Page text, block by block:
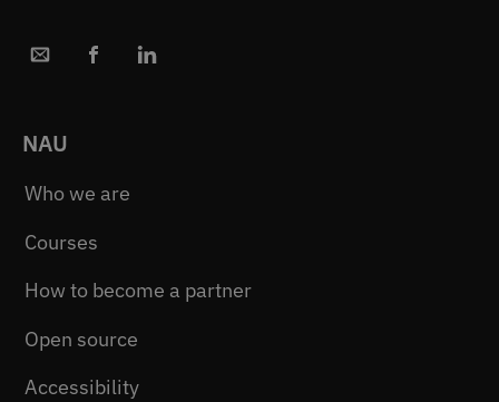
NAU
Who we are
Courses
How to become a partner
Open source
Accessibility